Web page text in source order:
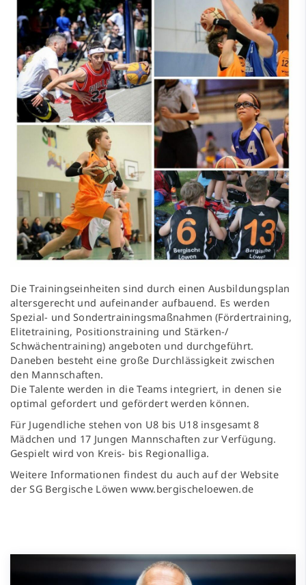
Die Trainingseinheiten sind durch einen Ausbildungsplan
altersgerecht und aufeinander aufbauend. Es werden
Spezial- und Sondertrainingsmaßnahmen (Fördertraining,
Elitetraining, Positionstraining und Stärken-/
Schwächentraining) angeboten und durchgeführt.
Daneben besteht eine große Durchlässigkeit zwischen
den Mannschaften.
Die Talente werden in die Teams integriert, in denen sie
optimal gefordert und gefördert werden können.
Für Jugendliche stehen von U8 bis U18 insgesamt 8
Mädchen und 17 Jungen Mannschaften zur Verfügung.
Gespielt wird von Kreis- bis Regionalliga.
Weitere Informationen findest du auch auf der Website
der SG Bergische Löwenwww.bergischeloewen.de